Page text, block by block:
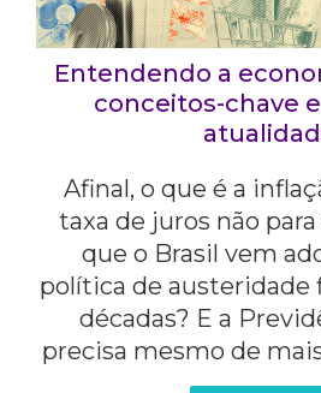
Entendendo a
conceitos-chave
Afinal, o que é a
taxa de juros não
que o Brasil vem
política de austeridade
décadas? E a
precisa mesmo de